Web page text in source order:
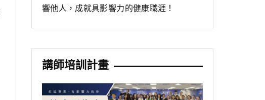
響他人，成就具影響力的健康職涯！
講師培訓計畫